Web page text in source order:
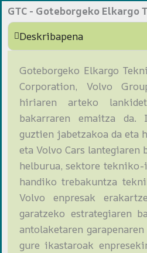
GTC - Goteborgeko Elkargo
Deskribapena
Goteborgeko Elkargo
Corporation, Volvo
hiriaren arteko
bakarraren emaitza da.
guztien jabetzakoa da eta
eta Volvo Cars lantegiaren
helburua, sektore
handiko trebakuntza
Volvo enpresak
garatzeko estrategiaren
antolaketaren
gure ikastaroak